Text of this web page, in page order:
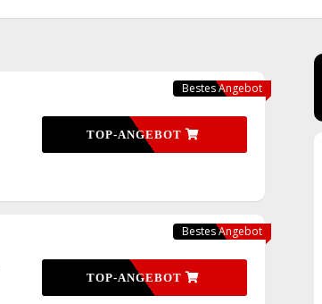
TOP-ANGEBOT
Bestes Angebot
TOP-ANGEBOT
Bestes Angebot